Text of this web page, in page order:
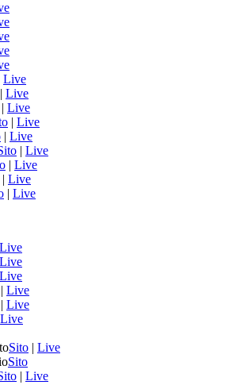
Live
| Live
| Live
| Live
| Live
| Live
| Live
| Live
| Live
Live
Live
Live
| Live
| Live
Live
Sito | Live
Sito
| Live